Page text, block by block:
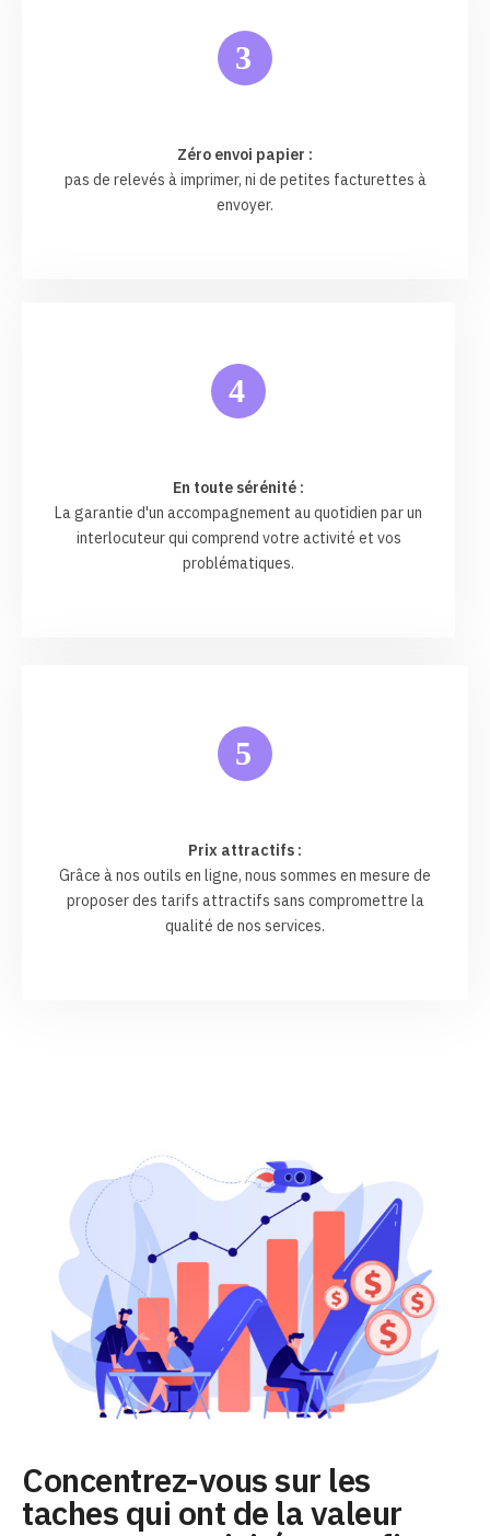
3
Zéro envoi papier :
pas de relevés à imprimer, ni de petites facturettes à
envoyer.
4
En toute sérénité :
La garantie d'un accompagnement au quotidien par un
interlocuteur qui comprend votre activité et vos
problématiques.
5
Prix attractifs :
Grâce à nos outils en ligne, nous sommes en mesure de
proposer des tarifs attractifs sans compromettre la
qualité de nos services.
Concentrez-vous sur les
taches qui ont de la valeur